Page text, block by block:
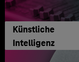
Künstliche
Intelligenz